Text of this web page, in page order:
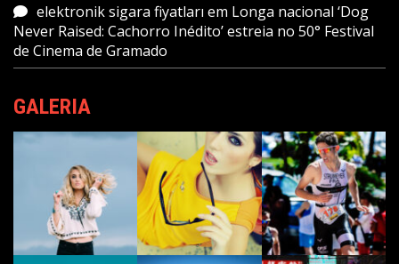
elektronik sigara fiyatları em Longa nacional ‘Dog
Never Raised: Cachorro Inédito’ estreia no 50° Festival
de Cinema de Gramado
GALERIA